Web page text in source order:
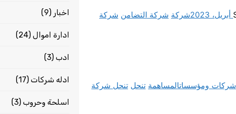
شركة شركة التضامن شركة
شركات ومؤسساتالمساهمة تنحل تنحل شركة
اخبار (9)
ادارة اموال (24)
ادب (3)
ادله شركات (17)
اسلحة وحروب (3)